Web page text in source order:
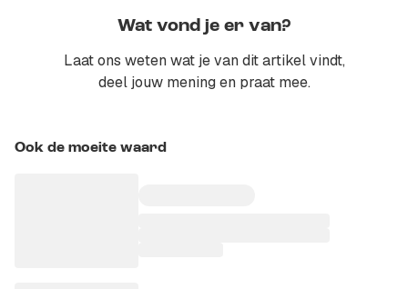
Wat vond je er van?
Laat ons weten wat je van dit artikel vindt,
deel jouw mening en praat mee.
Ook de moeite waard